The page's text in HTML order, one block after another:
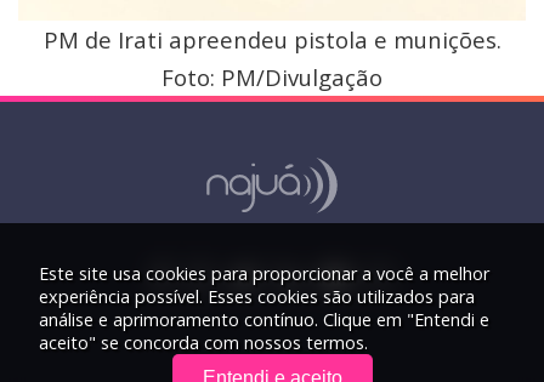
PM de Irati apreendeu pistola e munições.
Foto: PM/Divulgação
Este site usa cookies para proporcionar a você a melhor
experiência possível. Esses cookies são utilizados para
análise e aprimoramento contínuo. Clique em "Entendi e
aceito" se concorda com nossos termos.